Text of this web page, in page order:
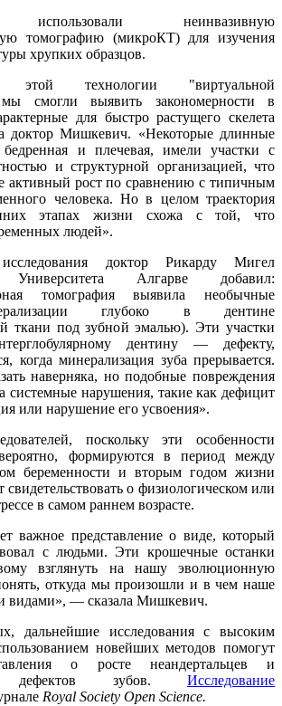
использовали неинвазивную
томографию (микроКТ) для изучения
хрупких образцов.
технологии "виртуальной
смогли выявить закономерности в
для быстро растущего скелета
доктор Мишкевич. «Некоторые длинные
и плечевая, имели участки с
и структурной организацией, что
активный рост по сравнению с типичным
человека. Но в целом траектория
этапах жизни схожа с той, что
людей».
исследования доктор Рикарду Мигел
Алгарве добавил:
томография выявила необычные
глубоко в дентине
ткани под зубной эмалью). Эти участки
дентину — дефекту,
когда минерализация зуба прерывается.
наверняка, но подобные повреждения
системные нарушения, такие как дефицит
или нарушение его усвоения».
поскольку эти особенности
формируются в период между
беременности и вторым годом жизни
свидетельствовать о физиологическом или
в самом раннем возрасте.
важное представление о виде, который
с людьми. Эти крошечные останки
взглянуть на нашу эволюционную
откуда мы произошли и в чем наше
видами», — сказала Мишкевич.
дальнейшие исследования с высоким
новейших методов помогут
о росте неандертальцев и
дефектов зубов. Исследование
Royal Society Open Science.